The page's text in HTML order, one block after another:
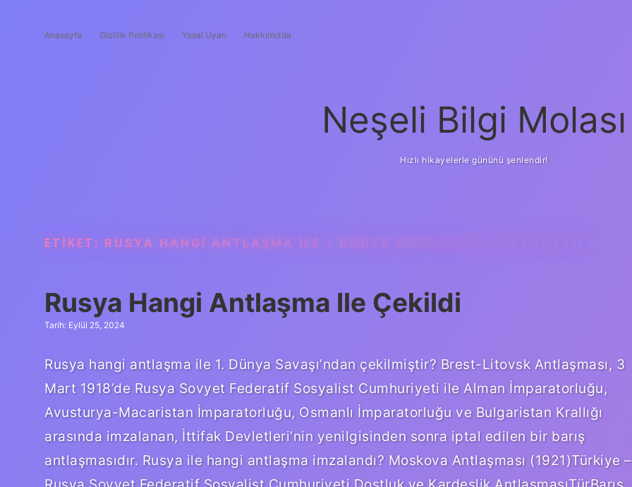
Anasayfa Gizlilik Politikası Yasal Uyarı Hakkımızda
Neşeli Bilgi Molası
Hızlı hikayelerle gününü şenlendir!
ETIKET: RUSYA HANGI ANTLAŞMA ILE 1 DÜNYA SAVAŞINDAN ÇEKILMIŞTIR
Rusya Hangi Antlaşma Ile Çekildi
Tarih: Eylül 25, 2024
Rusya hangi antlaşma ile 1. Dünya Savaşı’ndan çekilmiştir? Brest-Litovsk Antlaşması, 3
Mart 1918’de Rusya Sovyet Federatif Sosyalist Cumhuriyeti ile Alman İmparatorluğu,
Avusturya-Macaristan İmparatorluğu, Osmanlı İmparatorluğu ve Bulgaristan Krallığı
arasında imzalanan, İttifak Devletleri’nin yenilgisinden sonra iptal edilen bir barış
antlaşmasıdır. Rusya ile hangi antlaşma imzalandı? Moskova Antlaşması (1921)Türkiye –